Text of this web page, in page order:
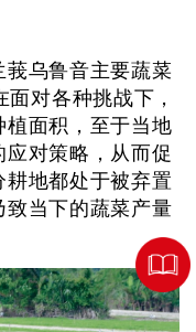
乌鲁音主要蔬菜
对各种挑战下，
面积，至于当地
对策略，从而促
地都处于被弃置
致当下的蔬菜产量